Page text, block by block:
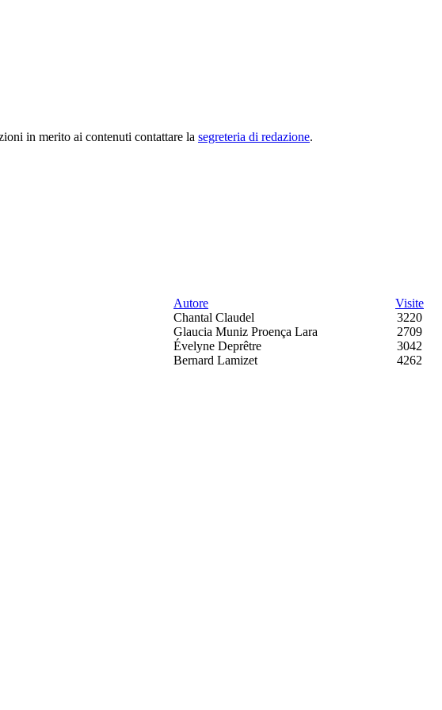
in merito ai contenuti contattare la segreteria di redazione.
Autore
Visite
Chantal Claudel
3220
Glaucia Muniz Proença Lara
2709
Évelyne Deprêtre
3042
Bernard Lamizet 4262